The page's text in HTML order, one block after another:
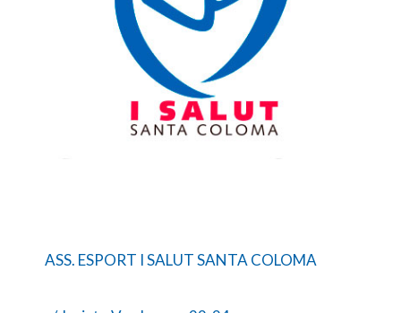
ASS. ESPORT I SALUT SANTA COLOMA